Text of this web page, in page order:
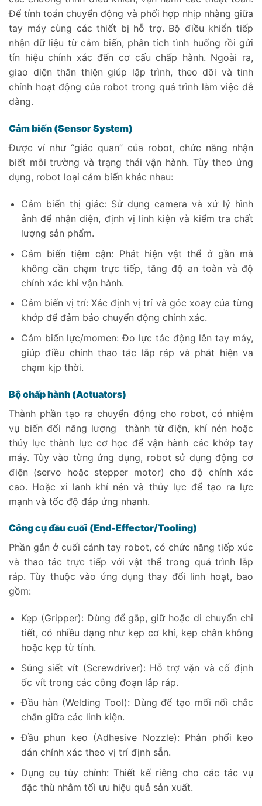
Để tính toán chuyển động và phối hợp nhịp nhàng giữa
tay máy cùng các thiết bị hỗ trợ. Bộ điều khiển tiếp
nhận dữ liệu từ cảm biến, phân tích tình huống rồi gửi
tín hiệu chính xác đến cơ cấu chấp hành. Ngoài ra,
giao diện thân thiện giúp lập trình, theo dõi và tinh
chỉnh hoạt động của robot trong quá trình làm việc dễ
dàng.
Cảm biến (Sensor System)
Được ví như “giác quan” của robot, chức năng nhận
biết môi trường và trạng thái vận hành. Tùy theo ứng
dụng, robot loại cảm biến khác nhau:
Cảm biến thị giác: Sử dụng camera và xử lý hình
ảnh để nhận diện, định vị linh kiện và kiểm tra chất
lượng sản phẩm.
Cảm biến tiệm cận: Phát hiện vật thể ở gần mà
không cần chạm trực tiếp, tăng độ an toàn và độ
chính xác khi vận hành.
Cảm biến vị trí: Xác định vị trí và góc xoay của từng
khớp để đảm bảo chuyển động chính xác.
Cảm biến lực/momen: Đo lực tác động lên tay máy,
giúp điều chỉnh thao tác lắp ráp và phát hiện va
chạm kịp thời.
Bộ chấp hành (Actuators)
Thành phần tạo ra chuyển động cho robot, có nhiệm
vụ biến đổi năng lượng thành từ điện, khí nén hoặc
thủy lực thành lực cơ học để vận hành các khớp tay
máy. Tùy vào từng ứng dụng, robot sử dụng động cơ
điện (servo hoặc stepper motor) cho độ chính xác
cao. Hoặc xi lanh khí nén và thủy lực để tạo ra lực
mạnh và tốc độ đáp ứng nhanh.
Công cụ đầu cuối (End-Effector/Tooling)
Phần gắn ở cuối cánh tay robot, có chức năng tiếp xúc
và thao tác trực tiếp với vật thể trong quá trình lắp
ráp. Tùy thuộc vào ứng dụng thay đổi linh hoạt, bao
gồm:
Kẹp (Gripper): Dùng để gắp, giữ hoặc di chuyển chi
tiết, có nhiều dạng như kẹp cơ khí, kẹp chân không
hoặc kẹp từ tính.
Súng siết vít (Screwdriver): Hỗ trợ vặn và cố định
ốc vít trong các công đoạn lắp ráp.
Đầu hàn (Welding Tool): Dùng để tạo mối nối chắc
chắn giữa các linh kiện.
Đầu phun keo (Adhesive Nozzle): Phân phối keo
dán chính xác theo vị trí định sẵn.
Dụng cụ tùy chỉnh: Thiết kế riêng cho các tác vụ
đặc thù nhằm tối ưu hiệu quả sản xuất.